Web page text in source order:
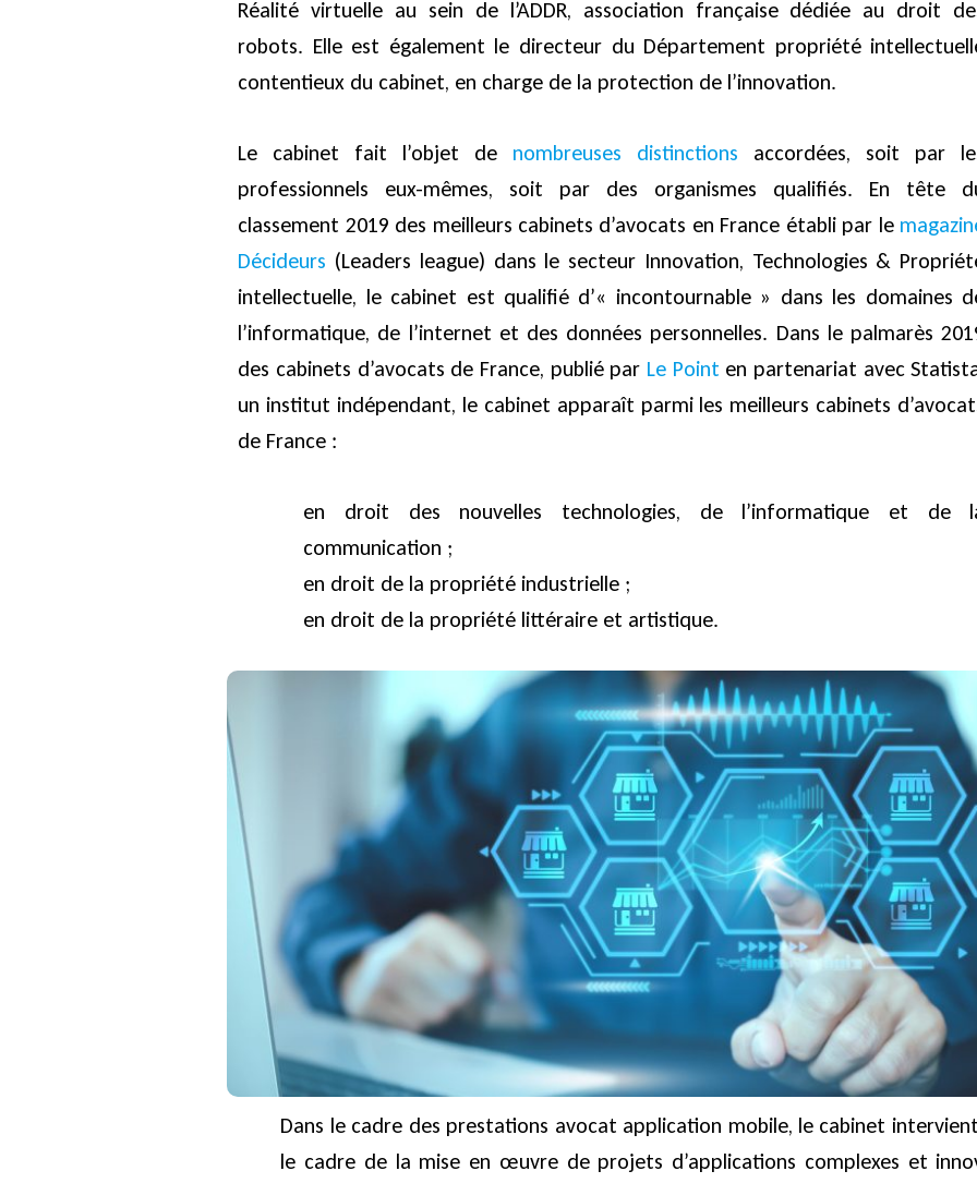
Réalité virtuelle au sein de l’ADDR, association française dédiée au droit
robots. Elle est également le directeur du Département propriété
contentieux du cabinet, en charge de la protection de l’innovation.
Le cabinet fait l’objet de nombreuses distinctions accordées, soit par
professionnels eux-mêmes, soit par des organismes qualifiés. En tête
classement 2019 des meilleurs cabinets d’avocats en France établi par le
Décideurs (Leaders league) dans le secteur Innovation, Technologies &
intellectuelle, le cabinet est qualifié d’« incontournable » dans les domaines
l’informatique, de l’internet et des données personnelles. Dans le palmarès
des cabinets d’avocats de France, publié par Le Point en partenariat avec
un institut indépendant, le cabinet apparaît parmi les meilleurs cabinets
de France :
en droit des nouvelles technologies, de l’informatique et de
communication ;
en droit de la propriété industrielle ;
en droit de la propriété littéraire et artistique.
Dans le cadre des prestations avocat application mobile, le cabinet
le cadre de la mise en œuvre de projets d’applications complexes et